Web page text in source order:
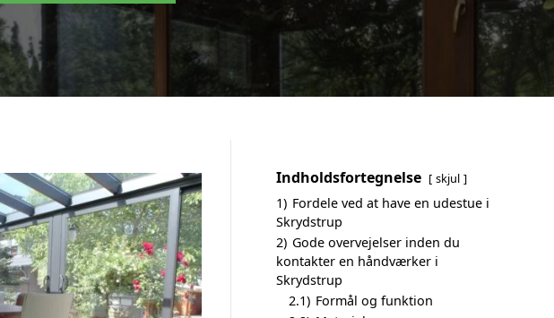
Indholdsfortegnelse skjul
1) Fordele ved at have en udestue i
Skrydstrup
2) Gode overvejelser inden du
kontakter en håndværker i
Skrydstrup
2.1) Formål og funktion